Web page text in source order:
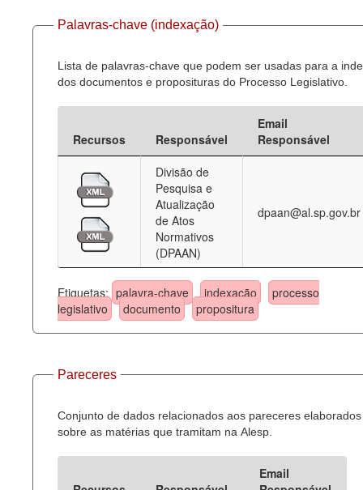
Palavras-chave (indexação)
Lista de palavras-chave que podem ser usadas para a
dos documentos e proposituras do Processo Legislativo.
Recursos Responsável
Email
Responsável
Divisão de
Pesquisa e
Atualização
de Atos
Normativos
(DPAAN)
dpaan@al.sp.gov.br
Etiquetas: palavra-chave indexação
processo
legislativo
documento propositura
Pareceres
Conjunto de dados relacionados aos pareceres elaborados
sobre as matérias que tramitam na Alesp.
Email